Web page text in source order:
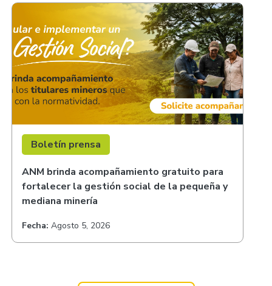
Boletín prensa
ANM brinda acompañamiento gratuito para
fortalecer la gestión social de la pequeña y
mediana minería
Fecha: Agosto 5, 2026